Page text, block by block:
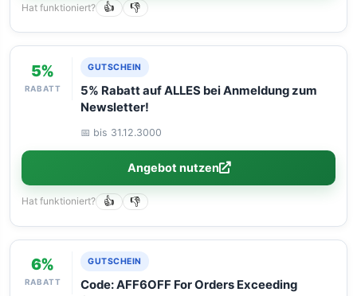
Hat funktioniert? 👍 👎
5%
RABATT
GUTSCHEIN
5% Rabatt auf ALLES bei Anmeldung zum
Newsletter!
📅 bis 31.12.3000
Angebot nutzen
Hat funktioniert? 👍 👎
6%
RABATT
GUTSCHEIN
Code: AFF6OFF For Orders Exceeding